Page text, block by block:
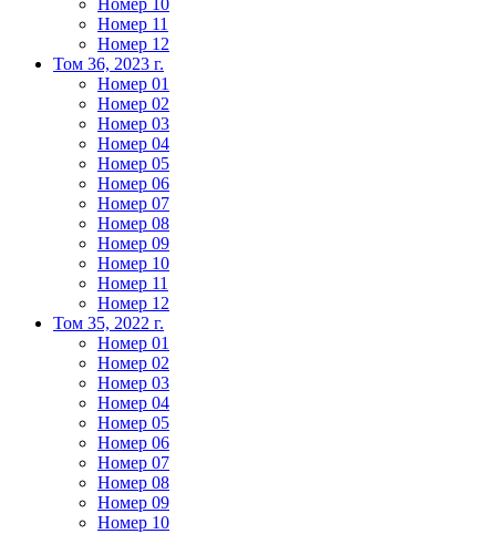
Номер 10
Номер 11
Номер 12
Том 36, 2023 г.
Номер 01
Номер 02
Номер 03
Номер 04
Номер 05
Номер 06
Номер 07
Номер 08
Номер 09
Номер 10
Номер 11
Номер 12
Том 35, 2022 г.
Номер 01
Номер 02
Номер 03
Номер 04
Номер 05
Номер 06
Номер 07
Номер 08
Номер 09
Номер 10